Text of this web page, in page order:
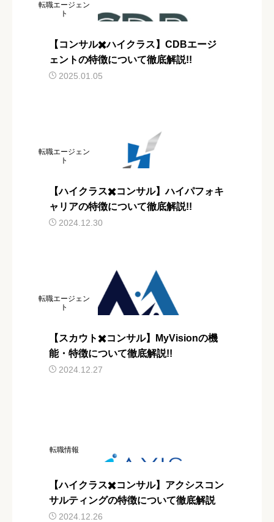
転職エージェン
ト
【コンサル✖️ハイクラス】CDBエージ
ェントの特徴について徹底解説!!
2025.01.05
転職エージェン
ト
【ハイクラス✖️コンサル】ハイパフォキ
ャリアの特徴について徹底解説!!
2024.12.30
転職エージェン
ト
【スカウト✖️コンサル】MyVisionの機
能・特徴について徹底解説!!
2024.12.27
転職情報
【ハイクラス✖️コンサル】アクシスコン
サルティングの特徴について徹底解説
2024.12.26